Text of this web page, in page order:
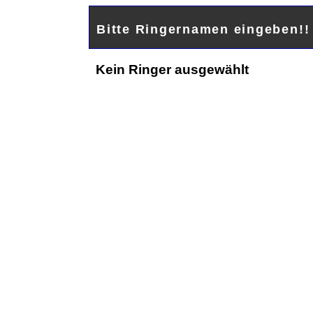
Bitte Ringernamen
Kein Ringer ausgewählt